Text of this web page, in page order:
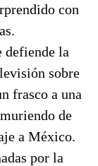
con
defiende la
sobre
frasco a una
de
a México.
por la